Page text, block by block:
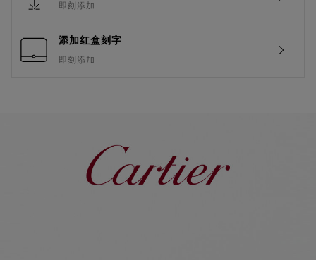
即刻添加
添加红盒刻字
即刻添加